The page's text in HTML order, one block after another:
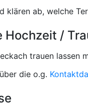
klären ab, welche
/
trauen lassen
die o.g.